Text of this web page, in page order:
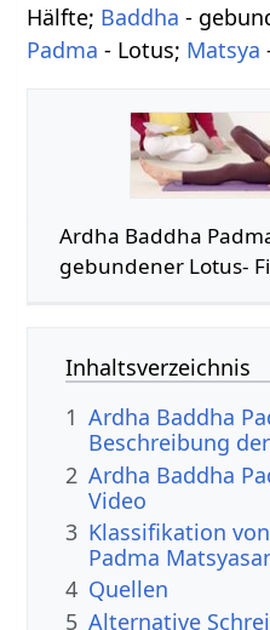
Hälfte; Baddha -
Padma - Lotus; Matsya
Ardha Baddha
gebundener Lotus-
Inhaltsverzeichnis
1 Ardha Baddha
Beschreibung
2 Ardha Baddha
Video
3 Klassifikation
Padma
4 Quellen
5 Alternative